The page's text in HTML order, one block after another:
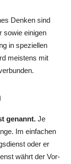
Den­ken sind
sowie eini­gen
in spe­zi­el­len
meis­tens mit
genannt. Je
Im ein­fa­chen
oder er
währt der Vor­